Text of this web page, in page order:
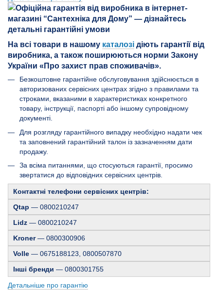
На всі товари в нашому каталозі діють гарантії від
виробника, а також поширюються норми Закону
України «Про захист прав споживачів».
Безкоштовне гарантійне обслуговування здійснюється в
авторизованих сервісних центрах згідно з правилами та
строками, вказаними в характеристиках конкретного
товару, інструкції, паспорті або іншому супровідному
документі.
Для розгляду гарантійного випадку необхідно надати чек
та заповнений гарантійний талон із зазначенням дати
продажу.
За всіма питаннями, що стосуються гарантії, просимо
звертатися до відповідних сервісних центрів.
Контактні телефони сервісних центрів:
Qtap — 0800210247
Lidz — 0800210247
Kroner— 0800300906
Volle — 0675188123, 0800507870
Інші бренди — 0800301755
Детальніше про гарантію